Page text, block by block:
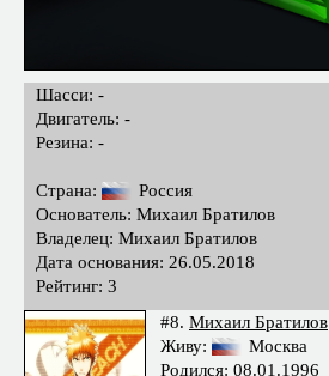
Шасси: -
Двигатель: -
Резина: -
Страна:
Россия
Основатель: Михаил Братилов
Владелец: Михаил Братилов
Дата основания: 26.05.2018
Рейтинг: 3
#8. Михаил Братилов
Живу:
Москва
Родился: 08.01.1996